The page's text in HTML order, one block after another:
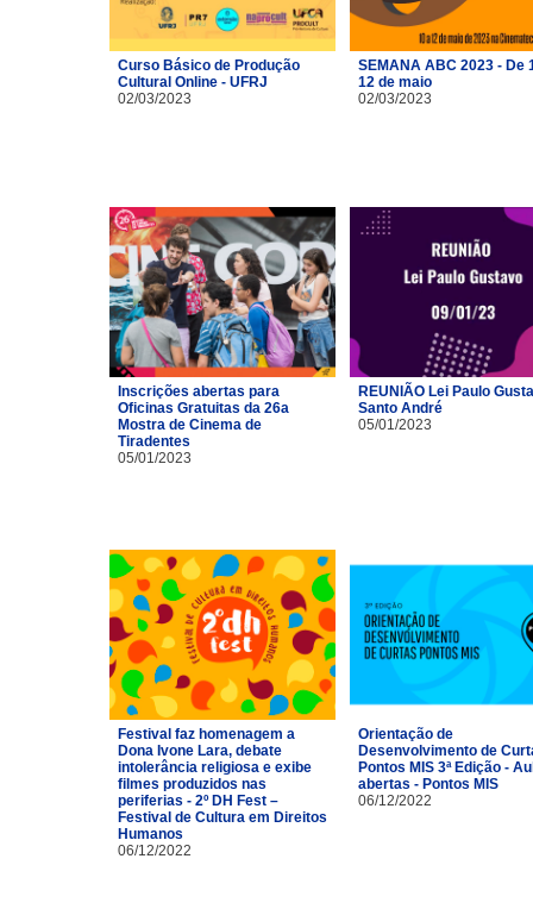
Curso Básico de Produção
Cultural Online - UFRJ
02/03/2023
SEMANA ABC 2023 - De
12 de maio
02/03/2023
Inscrições abertas para
Oficinas Gratuitas da 26a
Mostra de Cinema de
Tiradentes
05/01/2023
REUNIÃO Lei Paulo
Santo André
05/01/2023
Festival faz homenagem a
Dona Ivone Lara, debate
intolerância religiosa e exibe
filmes produzidos nas
periferias - 2º DH Fest –
Festival de Cultura em Direitos
Humanos
06/12/2022
Orientação de
Desenvolvimento de
Pontos MIS 3ª Edição -
abertas - Pontos MIS
06/12/2022